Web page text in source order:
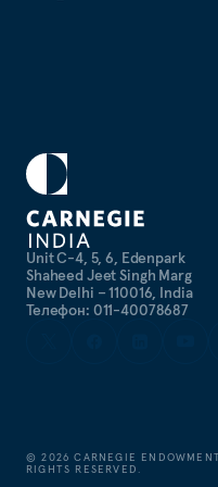
Unit C-4, 5, 6, Edenpark
Shaheed Jeet Singh Marg
New Delhi – 110016, India
Телефон: 011-40078687
©2026 CARNEGIE
RIGHTS RESERVED.